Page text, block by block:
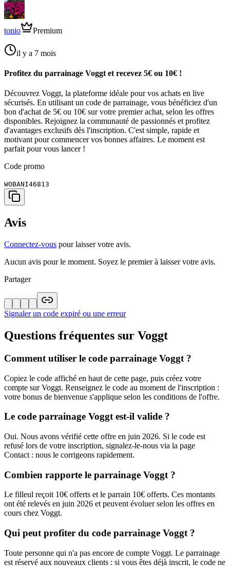
tonio Premium
il y a 7 mois
Profitez du parrainage Voggt et recevez 5€ ou 10€ !
Découvrez Voggt, la plateforme idéale pour vos achats en live
sécurisés. En utilisant un code de parrainage, vous bénéficiez d'un
bon d'achat de 5€ ou 10€ sur votre premier achat, selon les offres
disponibles. Rejoignez la communauté de passionnés et profitez
d'avantages exclusifs dès l'inscription. C'est simple, rapide et
motivant pour commencer vos bonnes affaires. Le moment est
parfait pour vous lancer !
Code promo
WOBANI46813
Avis
Connectez-vous pour laisser votre avis.
Aucun avis pour le moment. Soyez le premier à laisser votre avis.
Partager
Signaler un code expiré ou une erreur
Questions fréquentes sur Voggt
Comment utiliser le code parrainage Voggt ?
Copiez le code affiché en haut de cette page, puis créez votre
compte sur Voggt. Renseignez le code au moment de l'inscription :
votre bonus de bienvenue s'applique selon les conditions de l'offre.
Le code parrainage Voggt est-il valide ?
Oui. Nous avons vérifié cette offre en juin 2026. Si le code est
refusé lors de votre inscription, signalez-le-nous via la page
Contact : nous le corrigeons rapidement.
Combien rapporte le parrainage Voggt ?
Le filleul reçoit 10€ offerts et le parrain 10€ offerts. Ces montants
ont été relevés en juin 2026 et peuvent évoluer selon les offres en
cours chez Voggt.
Qui peut profiter du code parrainage Voggt ?
Toute personne qui n'a pas encore de compte Voggt. Le parrainage
est réservé aux nouveaux clients : si vous êtes déjà inscrit, le code ne